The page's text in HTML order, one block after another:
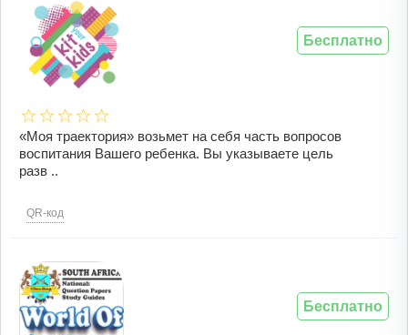
«‎Моя траектория»‎ возьмет на себя часть вопросов
воспитания Вашего ребенка. Вы указываете цель
разв ..
QR-код
Бесплатно
Бесплатно